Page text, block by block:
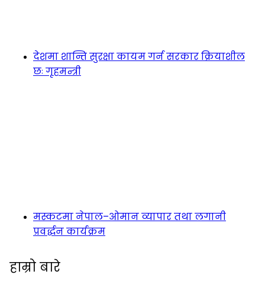
देशमा शान्ति सुरक्षा कायम गर्न सरकार क्रियाशील
छः गृहमन्त्री
मस्कटमा नेपाल–ओमान व्यापार तथा लगानी
प्रवर्द्धन कार्यक्रम
हाम्रो बारे